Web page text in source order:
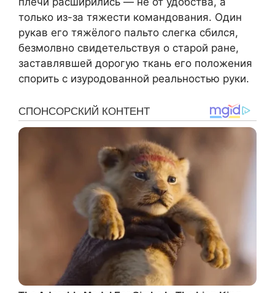
только из-за тяжести командования. Один
рукав его тяжёлого пальто слегка сбился,
безмолвно свидетельствуя о старой ране,
заставлявшей дорогую ткань его положения
спорить с изуродованной реальностью руки.